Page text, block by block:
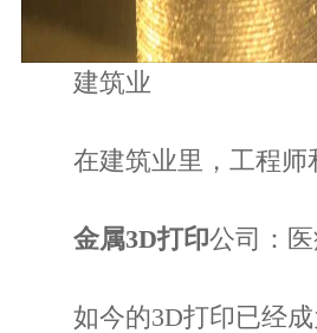
建筑业
在建筑业里，工程师和
金属3D打印公司：
如今的3D打印已经成